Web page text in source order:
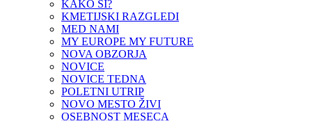
KAKO SI?
KMETIJSKI RAZGLEDI
MED NAMI
MY EUROPE MY FUTURE
NOVA OBZORJA
NOVICE
NOVICE TEDNA
POLETNI UTRIP
NOVO MESTO ŽIVI
OSEBNOST MESECA